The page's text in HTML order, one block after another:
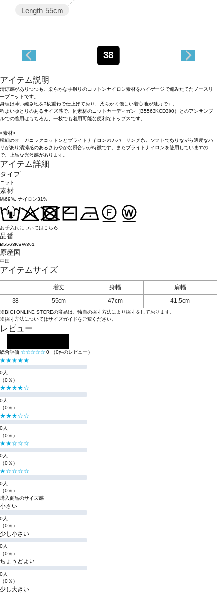
Length 55cm
38
アイテム説明
清涼感がありつつも、柔らかな手触りのコットンナイロン素材をハイゲージで編みたてたノースリ
ーブニットです。
身頃は薄い編み地を2枚重ねで仕上げており、柔らかく優しい着心地が魅力です。
程よいゆとりのあるサイズ感で、同素材のニットカーディガン（B5563KCD300）とのアンサンブ
ルでの着用はもちろん、一枚でも着用可能な便利なトップスです。
<素材>
極細のオーガニックコットンとブライトナイロンのカバーリング糸。ソフトでありながら適度なハ
リがあり清涼感のあるさわやかな風合いが特徴です。またブライトナイロンを使用していますの
で、上品な光沢感があります。
アイテム詳細
タイプ
ニット
素材
綿69%, ナイロン31%
お手入れについてはこちら
品番
B5563KSW301
原産国
中国
アイテムサイズ
着丈 身幅
肩幅
38
55cm 47cm 41.5cm
※BIGI ONLINE STOREの商品は、独自の採寸方法により採寸をしております。
※採寸方法についてはサイズガイドをご覧ください。
レビュー
総合評価 ☆☆☆☆☆ 0 （0件のレビュー）
★★★★★
0人
（0％）
★★★★☆
0人
（0％）
★★★☆☆
0人
（0％）
★★☆☆☆
0人
（0％）
★☆☆☆☆
0人
（0％）
購入商品のサイズ感
小さい
0人
（0％）
少し小さい
0人
（0％）
ちょうどよい
0人
（0％）
少し大きい